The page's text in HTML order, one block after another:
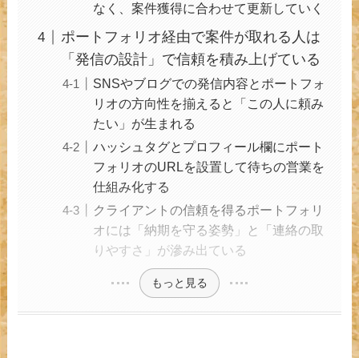
なく、案件獲得に合わせて更新していく
ポートフォリオ経由で案件が取れる人は
「発信の設計」で信頼を積み上げている
SNSやブログでの発信内容とポートフォ
リオの方向性を揃えると「この人に頼み
たい」が生まれる
ハッシュタグとプロフィール欄にポート
フォリオのURLを設置して待ちの営業を
仕組み化する
クライアントの信頼を得るポートフォリ
オには「納期を守る姿勢」と「連絡の取
りやすさ」が滲み出ている
もっと見る